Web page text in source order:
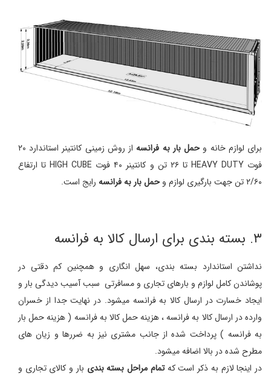
برای لوازم خانه و حمل بار به فرانسه
از روش زمینی کانتینر استاندارد ۲۰
فوت HEAVY DUTY تا ۲۶ تن و کانتینر ۴۰ فوت HIGH CUBE تا ارتفاع
۲/۶۰ تن جهت بارگیری لوازم و
حمل بار به فرانسه رایج است.
۳. بسته بندی برای ارسال کالا به فرانسه
نداشتن استاندارد بسته بندی، سهل انگاری و همچنین کم دقتی در
پوشاندن کامل لوازم و بارهای تجاری و مسافرتی سبب آسیب دیدگی بار و
ایجاد خسارت در ارسال کالا به فرانسه میشود. در نهایت جدا از خسران
وارده در ارسال کالا به فرانسه ، هزینه حمل کالا به فرانسه ( هزینه حمل بار
به فرانسه ) پرداخت شده از جانب مشتری نیز به ضررها و زیان های
مطرح شده در بالا اضافه میشود.
در اینجا لازم به ذکر است کهتمام مراحل بسته بندی بار و کالای تجاری و